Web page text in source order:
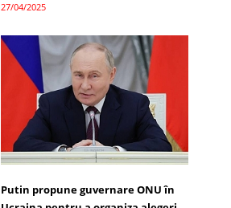
27/04/2025
Putin propune guvernare ONU în